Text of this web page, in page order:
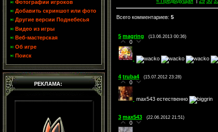
Фотографии игроков
Добавить скриншот или фото
Другие версии Поднебесья
Видео из игры
Веб-мастерская
Об игре
Поиск
РЕКЛАМА:
Всего комментариев: 5
5 magring (13.06.2013 00:36)
0
4 truba4 (15.07.2012 23:28)
0
max543 естественно
3 max543 (22.06.2012 21:51)
0